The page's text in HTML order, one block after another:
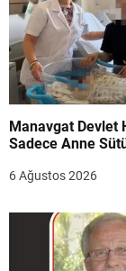
Manavgat Devlet
Sadece Anne
6 Ağustos 2026